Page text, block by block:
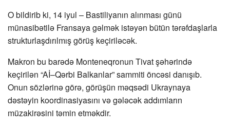
O bildirib ki, 14 iyul – Bastiliyanın alınması günü
münasibətilə Fransaya gəlmək istəyən bütün tərəfdaşlarla
strukturlaşdırılmış görüş keçiriləcək.
Makron bu barədə Monteneqronun Tivat şəhərində
keçirilən “Aİ–Qərbi Balkanlar” sammiti öncəsi danışıb.
Onun sözlərinə görə, görüşün məqsədi Ukraynaya
dəstəyin koordinasiyasını və gələcək addımların
müzakirəsini təmin etməkdir.